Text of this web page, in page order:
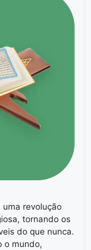
revolução
tornando os
do que nunca.
o mundo,